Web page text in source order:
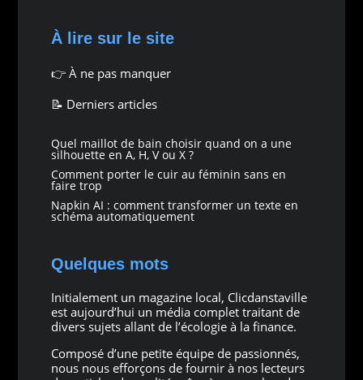
À lire sur le site
👉 À ne pas manquer
📝 Derniers articles
Quel maillot de bain choisir quand on a une
silhouette en A, H, V ou X ?
Comment porter le cuir au féminin sans en
faire trop
Napkin AI : comment transformer un texte en
schéma automatiquement
Quelques mots
Initialement un magazine local, Clicdanstaville
est aujourd’hui un média complet traitant de
divers sujets allant de l’écologie à la finance.
Composé d’une petite équipe de passionnés,
nous nous efforçons de fournir à nos lecteurs